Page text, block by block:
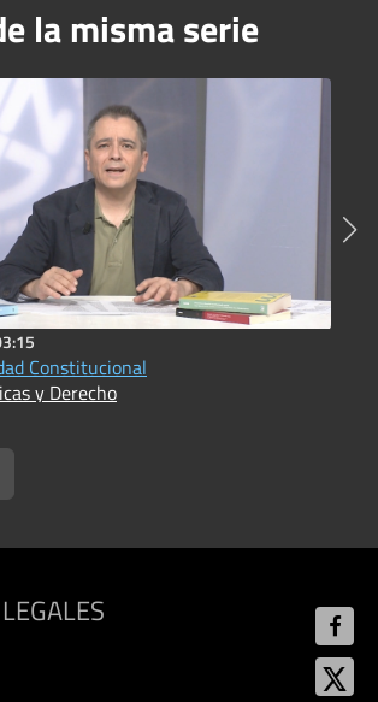
la misma serie
Constitucional
y Derecho